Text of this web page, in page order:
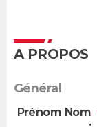
A PROPOS
Général
Prénom Nom